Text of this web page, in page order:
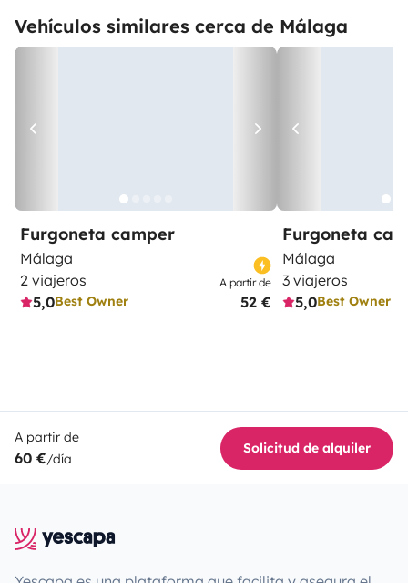
Vehículos similares cerca de Málaga
Furgoneta camper
Málaga
2 viajeros
5,0Best Owner
A partir de
52 €
Furgoneta
Málaga
3 viajeros
5,0Best Owner
A partir de
60 €/día
Solicitud de alquiler